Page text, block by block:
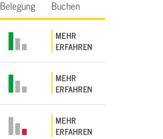
Belegung Buchen
MEHR
ERFAHREN
MEHR
ERFAHREN
MEHR
ERFAHREN